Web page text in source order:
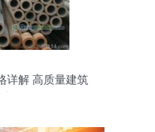
详解 高质量建筑